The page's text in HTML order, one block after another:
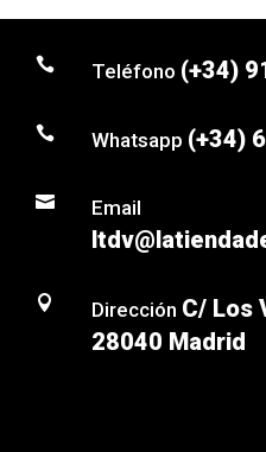
 Teléfono (+34)
 Whatsapp (+34)
 Email
 Dirección C/ Los
28040 Madrid